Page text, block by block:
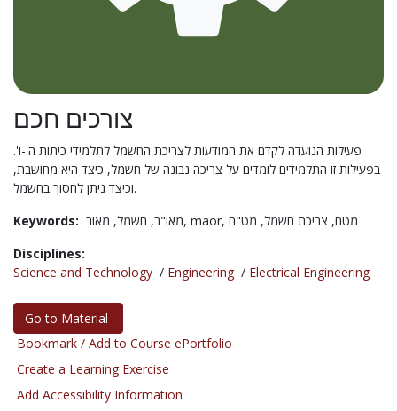
צורכים חכם
פעילות הנועדה לקדם את המודעות לצריכת החשמל לתלמידי כיתות ה'-ו'.
בפעילות זו התלמידים לומדים על צריכה נבונה של חשמל, כיצד היא מחושבת,
וכיצד ניתן לחסוך בחשמל.
Keywords:
מאו"ר, חשמל, מאור, maor, מטח, צריכת חשמל, מט"ח
Disciplines:
Science and Technology / Engineering / Electrical Engineering
Go to Material
Bookmark / Add to Course ePortfolio
Create a Learning Exercise
Add Accessibility Information